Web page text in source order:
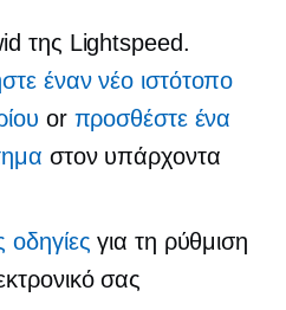
της Lightspeed.
έναν νέο ιστότοπο
or προσθέστε ένα
στον υπάρχοντα
οδηγίες για τη ρύθμιση
σας